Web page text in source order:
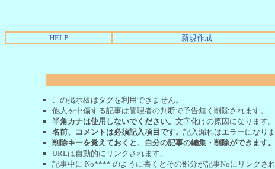
HELP 新規作成
この掲示板はタグを利用できません。
他人を中傷する記事は管理者の判断で予告無く削除されます。
半角カナは使用しないでください。 文字化けの原因になります。
名前、コメントは必須記入項目です。 記入漏れはエラーになりま
削除キーを覚えておくと、自分の記事の編集・削除ができます。
URLは自動的にリンクされます。
記事中に No**** のように書くとその部分が記事Noにリンクさ